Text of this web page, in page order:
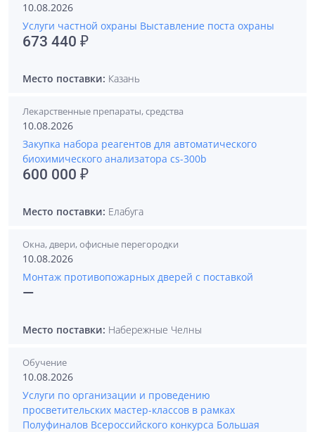
10.08.2026
Услуги частной охраны Выставление поста охраны
673 440 ₽
Место поставки: Казань
Лекарственные препараты, средства
10.08.2026
Закупка набора реагентов для автоматического
биохимического анализатора cs-300b
600 000 ₽
Место поставки: Елабуга
Окна, двери, офисные перегородки
10.08.2026
Монтаж противопожарных дверей с поставкой
—
Место поставки: Набережные Челны
Обучение
10.08.2026
Услуги по организации и проведению
просветительских мастер-классов в рамках
Полуфиналов Всероссийского конкурса Большая